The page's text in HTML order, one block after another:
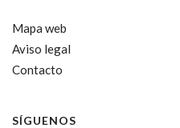
Mapa web
Aviso legal
Contacto
SÍGUENOS